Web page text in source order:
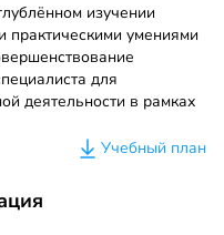
изучении
практическими умениями
для
деятельности в рамках
Учебный план